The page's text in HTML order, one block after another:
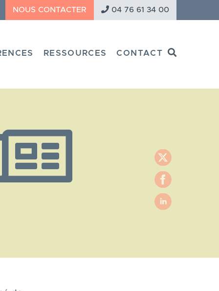
NOUS CONTACTER 04 76 61 34 00
RESSOURCES CONTACT